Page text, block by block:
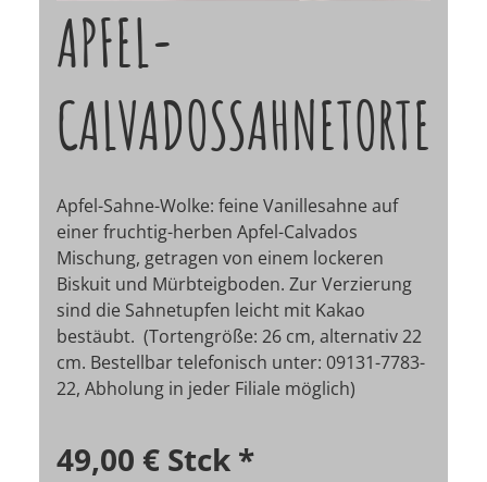
APFEL-
CALVADOSSAHNETORTE
Apfel-Sahne-Wolke: feine Vanillesahne auf
einer fruchtig-herben Apfel-Calvados
Mischung, getragen von einem lockeren
Biskuit und Mürbteigboden. Zur Verzierung
sind die Sahnetupfen leicht mit Kakao
bestäubt. (Tortengröße: 26 cm, alternativ 22
cm. Bestellbar telefonisch unter: 09131-7783-
22, Abholung in jeder Filiale möglich)
49,00 € Stck *